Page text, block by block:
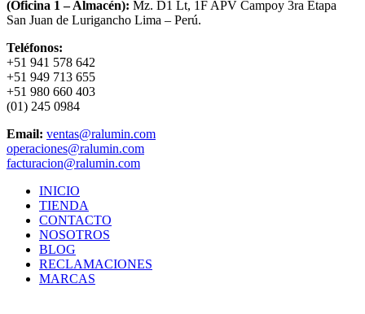
(Oficina 1 – Almacén): Mz. D1 Lt, 1F APV Campoy 3ra Etapa
San Juan de Lurigancho Lima – Perú.
Teléfonos:
+51 941 578 642
+51 949 713 655
+51 980 660 403
(01) 245 0984
Email: ventas@ralumin.com
operaciones@ralumin.com
facturacion@ralumin.com
INICIO
TIENDA
CONTACTO
NOSOTROS
BLOG
RECLAMACIONES
MARCAS